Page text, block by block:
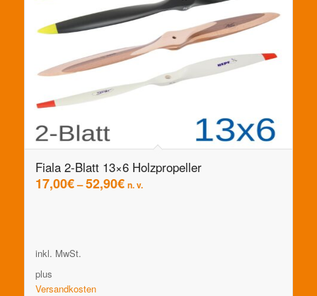
Fiala 2-Blatt 13×6 Holzpropeller
17,00€–52,90€ n. v.
inkl. MwSt.
plus
Versandkosten